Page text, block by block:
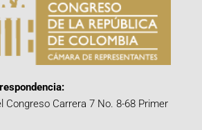
Congreso Carrera 7 No. 8-68 Primer